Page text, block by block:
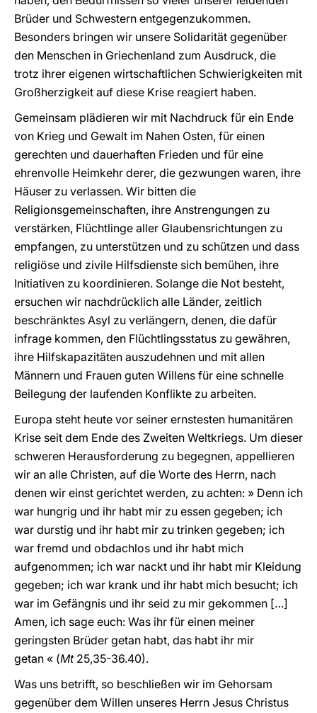
Brüder und Schwestern entgegenzukommen.
Besonders bringen wir unsere Solidarität gegenüber
den Menschen in Griechenland zum Ausdruck, die
trotz ihrer eigenen wirtschaftlichen Schwierigkeiten mit
Großherzigkeit auf diese Krise reagiert haben.
Gemeinsam plädieren wir mit Nachdruck für ein Ende
von Krieg und Gewalt im Nahen Osten, für einen
gerechten und dauerhaften Frieden und für eine
ehrenvolle Heimkehr derer, die gezwungen waren, ihre
Häuser zu verlassen. Wir bitten die
Religionsgemeinschaften, ihre Anstrengungen zu
verstärken, Flüchtlinge aller Glaubensrichtungen zu
empfangen, zu unterstützen und zu schützen und dass
religiöse und zivile Hilfsdienste sich bemühen, ihre
Initiativen zu koordinieren. Solange die Not besteht,
ersuchen wir nachdrücklich alle Länder, zeitlich
beschränktes Asyl zu verlängern, denen, die dafür
infrage kommen, den Flüchtlingsstatus zu gewähren,
ihre Hilfskapazitäten auszudehnen und mit allen
Männern und Frauen guten Willens für eine schnelle
Beilegung der laufenden Konflikte zu arbeiten.
Europa steht heute vor seiner ernstesten humanitären
Krise seit dem Ende des Zweiten Weltkriegs. Um dieser
schweren Herausforderung zu begegnen, appellieren
wir an alle Christen, auf die Worte des Herrn, nach
denen wir einst gerichtet werden, zu achten: » Denn ich
war hungrig und ihr habt mir zu essen gegeben; ich
war durstig und ihr habt mir zu trinken gegeben; ich
war fremd und obdachlos und ihr habt mich
aufgenommen; ich war nackt und ihr habt mir Kleidung
gegeben; ich war krank und ihr habt mich besucht; ich
war im Gefängnis und ihr seid zu mir gekommen […]
Amen, ich sage euch: Was ihr für einen meiner
geringsten Brüder getan habt, das habt ihr mir
getan « (Mt25,35-36.40).
Was uns betrifft, so beschließen wir im Gehorsam
gegenüber dem Willen unseres Herrn Jesus Christus